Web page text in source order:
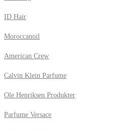
ID Hair
Moroccanoil
American Crew
Calvin Klein Parfume
Ole Henriksen Produkter
Parfume Versace